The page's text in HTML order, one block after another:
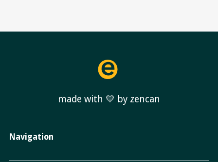
made with 💛 by zencan
Navigation